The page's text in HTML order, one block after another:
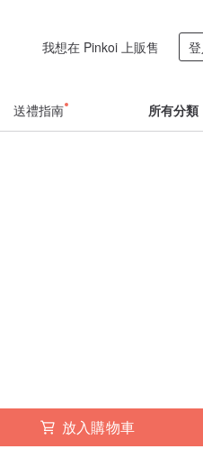
我想在 Pinkoi 上販售
送禮指南 所有分類
放入購物車